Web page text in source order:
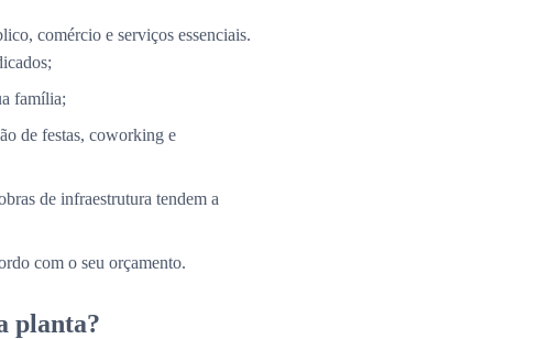
comércio e serviços essenciais.
família;
de festas, coworking e
de infraestrutura tendem a
com o seu orçamento.
planta?